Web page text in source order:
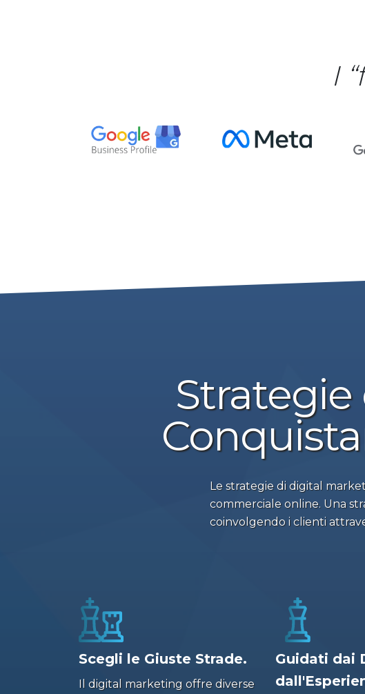
I
Le strategie di digital
commerciale online. Una
coinvolgendo i clienti
Scegli le Giuste Strade.
Il digital marketing offre diverse
Guidati dai